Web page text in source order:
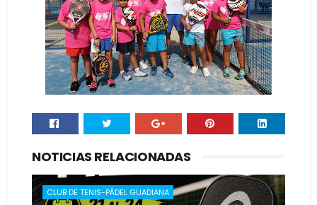
NOTICIAS RELACIONADAS
CLUB DE TENIS-PÁDEL GUADIANA